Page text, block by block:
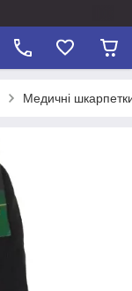
Медичні